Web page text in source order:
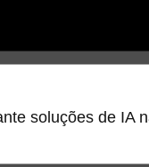
soluções de IA